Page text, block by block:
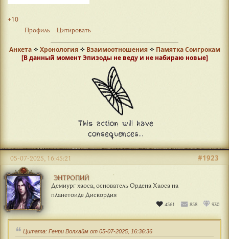
+10
Профиль Цитировать
Анкета✧Хронология✧ Взаимоотношения✧ Памятка Соигрокам
[В данный момент Эпизоды не веду и не набираю новые]
ЭНТРОПИЙ
Демиург хаоса, основатель Ордена Хаоса на
планетоиде Дискордия
4561 858 930
#1923
05-07-2025, 16:45:21
Цитата: Генри Волхайм от 05-07-2025, 16:36:36